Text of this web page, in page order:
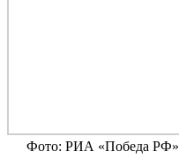
Фото: РИА «Победа РФ»